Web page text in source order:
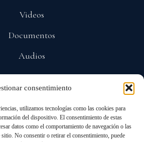
consentimiento
utilizamos tecnologías como las cookies para
del dispositivo. El consentimiento de estas
datos como el comportamiento de navegación o las
No consentir o retirar el consentimiento, puede
Videos
Documentos
Audios
Privacidad
De Datos